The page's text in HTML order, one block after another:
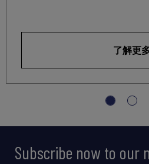
了解更
Subscribe now to our